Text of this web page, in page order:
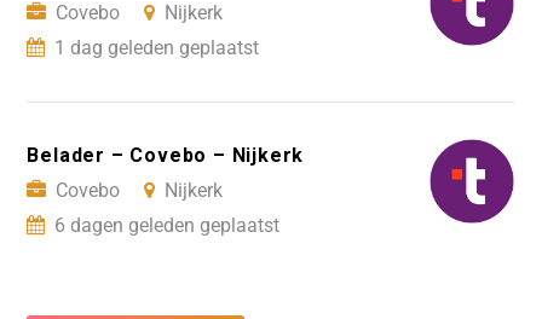
Covebo
Nijkerk
1 dag geleden geplaatst
Belader – Covebo – Nijkerk
Covebo
Nijkerk
6 dagen geleden geplaatst